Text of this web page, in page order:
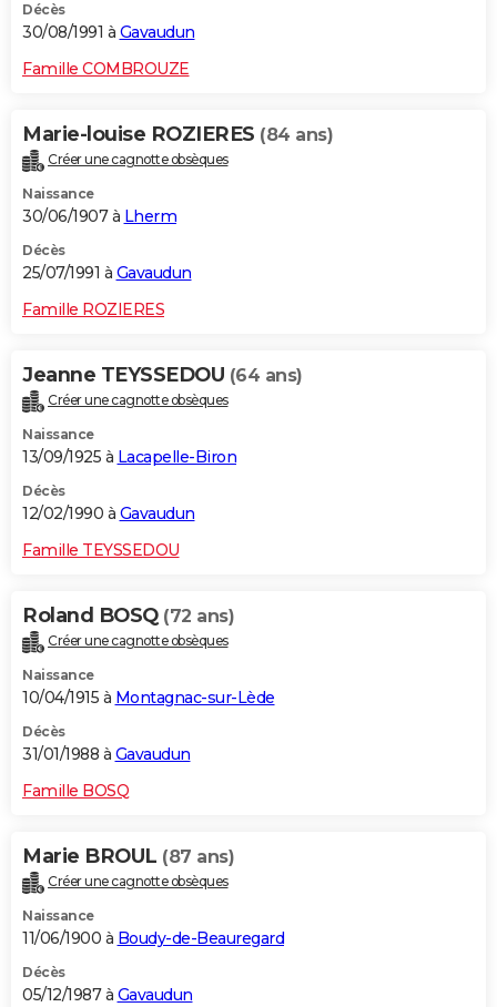
Décès
30/08/1991 à Gavaudun
Famille COMBROUZE
Marie-louise ROZIERES (84 ans)
Créer une cagnotte obsèques
Naissance
30/06/1907 à Lherm
Décès
25/07/1991 à Gavaudun
Famille ROZIERES
Jeanne TEYSSEDOU (64 ans)
Créer une cagnotte obsèques
Naissance
13/09/1925 à Lacapelle-Biron
Décès
12/02/1990 à Gavaudun
Famille TEYSSEDOU
Roland BOSQ (72 ans)
Créer une cagnotte obsèques
Naissance
10/04/1915 à Montagnac-sur-Lède
Décès
31/01/1988 à Gavaudun
Famille BOSQ
Marie BROUL (87 ans)
Créer une cagnotte obsèques
Naissance
11/06/1900 à Boudy-de-Beauregard
Décès
05/12/1987 à Gavaudun